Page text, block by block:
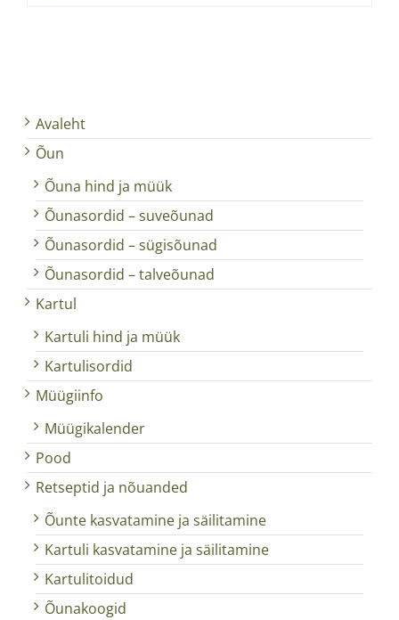
Avaleht
Õun
Õuna hind ja müük
Õunasordid – suveõunad
Õunasordid – sügisõunad
Õunasordid – talveõunad
Kartul
Kartuli hind ja müük
Kartulisordid
Müügiinfo
Müügikalender
Pood
Retseptid ja nõuanded
Õunte kasvatamine ja säilitamine
Kartuli kasvatamine ja säilitamine
Kartulitoidud
Õunakoogid